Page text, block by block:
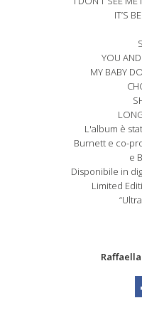
IT’S
YOU
MY BABY
L'album è
Burnett e co-
e
Disponibile in
Limited